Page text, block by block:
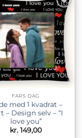
Tilføj til
ønskeliste
FARS DAG
med 1 kvadrat –
– Design selv – “I
love you”
kr. 149,00